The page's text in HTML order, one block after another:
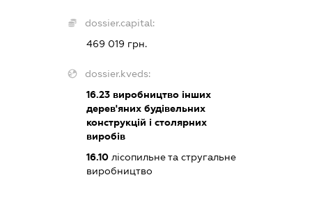
dossier.capital:
469 019 грн.
dossier.kveds:
16.23виробництво інших
дерев'яних будівельних
конструкцій і столярних
виробів
16.10лісопильне та стругальне
виробництво